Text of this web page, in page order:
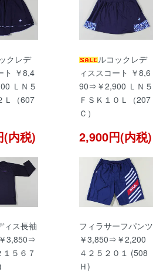
クレデ
ト ￥8,4
ＬＮ５
Ｌ（607
(内税)
ルコックレデ
ィススコート ￥8,6
90⇒￥2,900 ＬＮ５
ＦＳＫ１０Ｌ（207
Ｃ）
2,900円(内税)
ィス長袖
3,850⇒
５６７
フィラサーフパンツ
￥3,850⇒￥2,200
４２５２０１ (508
Ｈ)